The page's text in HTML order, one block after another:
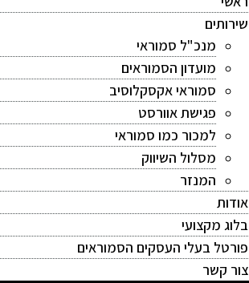
שירותים
מנכ"ל סמוראי
מועדון הסמוראים
סמוראי אקסקלוסיב
פגישת אוורסט
למכור כמו סמוראי
מסלול השיווק
המנזר
אודות
בלוג מקצועי
פורטל בעלי העסקים הסמוראים
צור קשר